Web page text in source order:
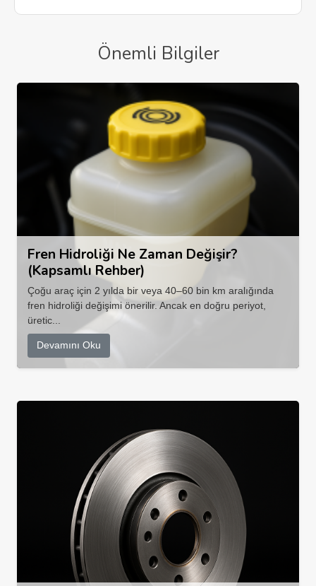
Önemli Bilgiler
Fren Hidroliği Ne Zaman Değişir?
(Kapsamlı Rehber)
Çoğu araç için 2 yılda bir veya 40–60 bin km aralığında
fren hidroliği değişimi önerilir. Ancak en doğru periyot,
üretic...
Devamını Oku